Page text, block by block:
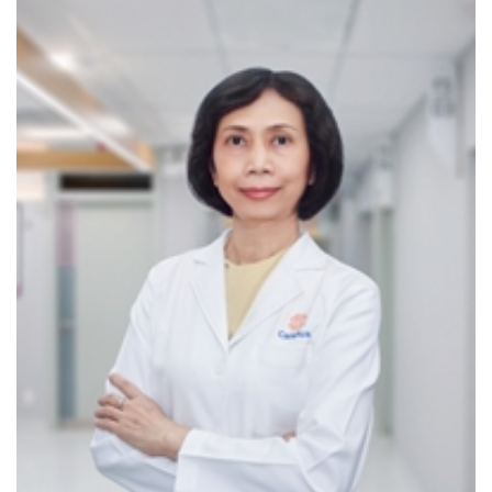
4. Kế hoạch hóa gia đình
Tư vấn các biện pháp tránh thai và cung cấp đủ các
hình thức kế hoạch hóa gia đình như thuốc ngừa
thai, cấy implant ngừa thai, bỏ thai (trong trường hợp
sức khỏe người mẹ không cho phép tiếp tục có thêm
con)… Các hồ sơ bệnh án được lưu giữ tuyệt mật
cho từng cá nhân
Khám và tư vấn về hiếm muộn (các vấn đề liên quan
đến hội chứng buồng trứng đa nang, lạc nội mạc tử
cung, ứ dịch tai vòi, u xơ tử cung, u nang buồng
trứng…)
5. Tầm soát ung thư:
Tầm soát ung thư cổ tử cung bằng xét nghiệm
Pap’smear và HPV theo hướng dẫn mới nhất của tổ